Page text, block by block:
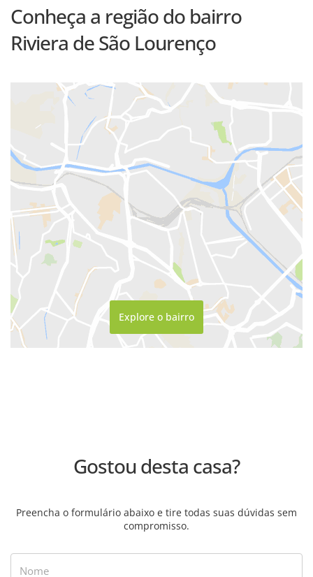
Conheça a região do bairro
Riviera de São Lourenço
Explore o bairro
Gostou desta casa?
Preencha o formulário abaixo e tire todas suas dúvidas sem
compromisso.